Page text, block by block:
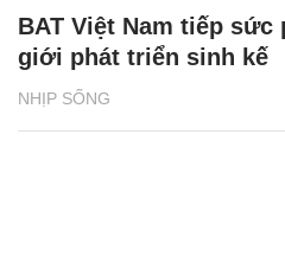
NHỊP SỐNG
BAT Việt Nam tiếp sức
giới phát triển sinh kế